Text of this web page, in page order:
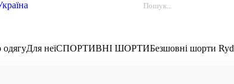
одягуДля неїСПОРТИВНІ ШОРТИБезшовні шорти